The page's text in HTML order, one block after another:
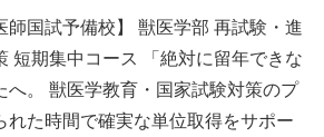
師国試予備校】 獣医学部 再試験・進
短期集中コース 「絶対に留年できな
へ。 獣医学教育・国家試験対策のプ
れた時間で確実な単位取得をサポー